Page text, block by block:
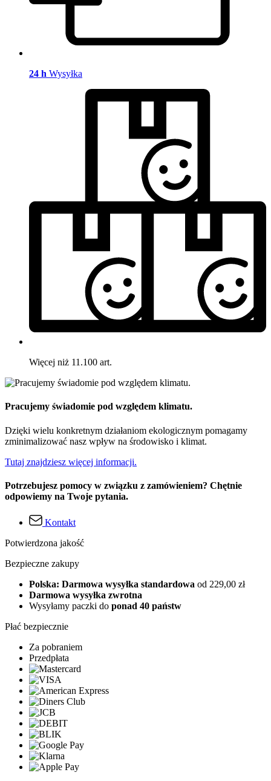
24 h Wysyłka
Więcej niż 11.100 art.
Pracujemy świadomie pod względem klimatu.
Dzięki wielu konkretnym działaniom ekologicznym pomagamy
zminimalizować nasz wpływ na środowisko i klimat.
Tutaj znajdziesz więcej informacji.
Potrzebujesz pomocy w związku z zamówieniem? Chętnie
odpowiemy na Twoje pytania.
Kontakt
Potwierdzona jakość
Bezpieczne zakupy
Polska: Darmowa wysyłka standardowa od 229,00 zł
Darmowa wysyłka zwrotna
Wysyłamy paczki do ponad 40 państw
Płać bezpiecznie
Za pobraniem
Przedpłata